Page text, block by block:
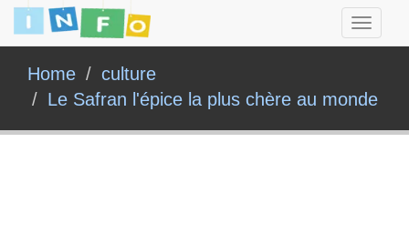
Toggle
Home
culture
Le Safran l'épice la plus chère au monde